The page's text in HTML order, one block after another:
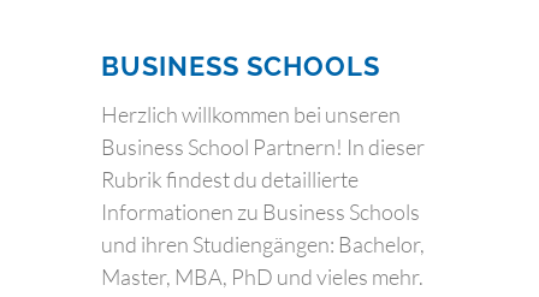
BUSINESS SCHOOLS
Herzlich willkommen bei unseren
Business School Partnern! In dieser
Rubrik findest du detaillierte
Informationen zu Business Schools
und ihren Studiengängen: Bachelor,
Master, MBA, PhD und vieles mehr.